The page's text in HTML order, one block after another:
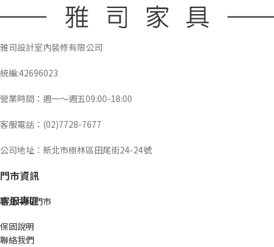
雅司設計室內裝修有限公司
統編:42696023
營業時間：週一～週五09:00-18:00
客服電話：(02)7728-7677
公司地址：新北市樹林區田尾街24-24號
門市資訊
新北中和門市
客服專區
保固說明
聯絡我們